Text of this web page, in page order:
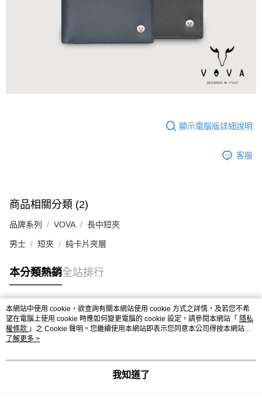
顯示電腦版詳細說明
客服
商品相關分類 (2)
品牌系列 VOVA 長中短夾
男士 短夾 純卡片夾層
本分類熱銷全站排行
熱門標籤
本網站中使用 cookie，欲查詢有關本網站使用 cookie 方式之詳情，及若您不希
望在電腦上使用 cookie 時應如何變更電腦的 cookie 設定，請參閱本網站「 隱私
權條款 」之 Cookie 聲明。您繼續使用本網站即表示您同意本公司得按本網站使
用條款之 Cookie 聲明使用 cookie。
了解更多 >
我知道了